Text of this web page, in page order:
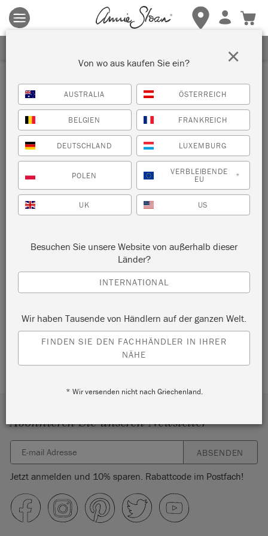
Es gelten die allgemeinen Geschäftsbedingungen.
hierfür weitere Informationen.
E-mail Adresse
Passwort
Sie haben derzeit kein Konto?
verfolgen, auf exklusive Inhalte nur für Mitglieder
zuzugreifen oder Inspiration zu sammeln.
KONTO ERSTELLEN
Abonnieren Sie unseren Newsletter
ABSENDEN
Jetzt anmelden und 10% sparen. Rabattcode im Postfach!
Von wo aus kaufen Sie ein?
AUSTRALIA ÖSTERREICH
BELGIEN FRANKREICH
DEUTSCHLAND LUXEMBURG
POLEN VERBLEIBENDE
EU *
UK US
Besuchen Sie unsere Website von außerhalb dieser
Länder?
INTERNATIONAL
Wir haben Tausende von Händlern auf der ganzen Welt.
FINDEN SIE DEN FACHHÄNDLER IN IHRER
NÄHE
* Wir versenden nicht nach Griechenland.
×